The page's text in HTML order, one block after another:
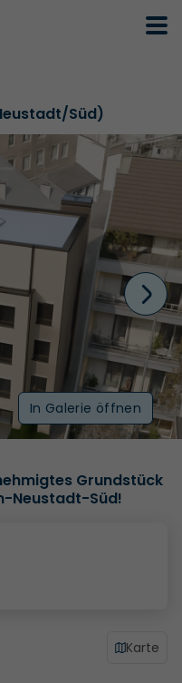
Süd)
In Galerie öffnen
Grundstück
Neustadt-Süd!
Karte